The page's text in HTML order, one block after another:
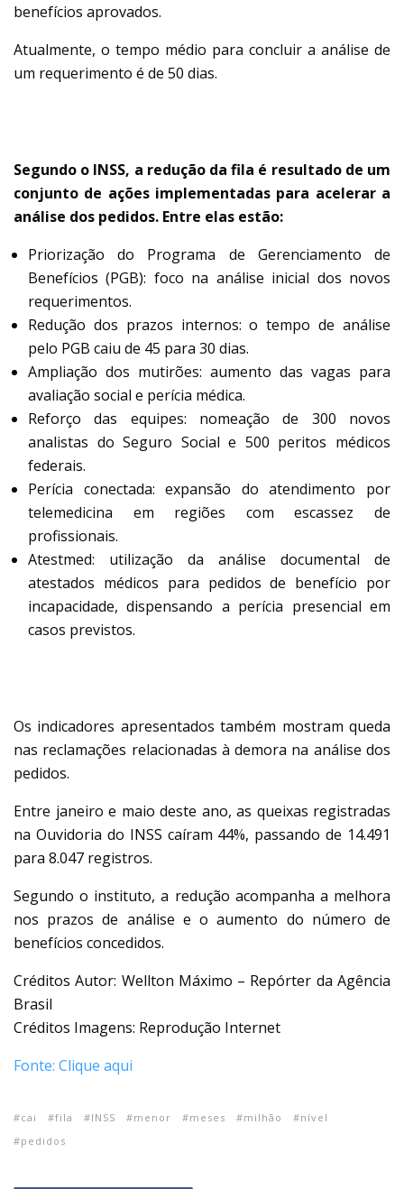
benefícios aprovados.
Atualmente, o tempo médio para concluir a análise de
um requerimento é de 50 dias.
Segundo o INSS, a redução da fila é resultado de um
conjunto de ações implementadas para acelerar a
análise dos pedidos. Entre elas estão:
Priorização do Programa de Gerenciamento de
Benefícios (PGB): foco na análise inicial dos novos
requerimentos.
Redução dos prazos internos: o tempo de análise
pelo PGB caiu de 45 para 30 dias.
Ampliação dos mutirões: aumento das vagas para
avaliação social e perícia médica.
Reforço das equipes: nomeação de 300 novos
analistas do Seguro Social e 500 peritos médicos
federais.
Perícia conectada: expansão do atendimento por
telemedicina em regiões com escassez de
profissionais.
Atestmed: utilização da análise documental de
atestados médicos para pedidos de benefício por
incapacidade, dispensando a perícia presencial em
casos previstos.
Os indicadores apresentados também mostram queda
nas reclamações relacionadas à demora na análise dos
pedidos.
Entre janeiro e maio deste ano, as queixas registradas
na Ouvidoria do INSS caíram 44%, passando de 14.491
para 8.047 registros.
Segundo o instituto, a redução acompanha a melhora
nos prazos de análise e o aumento do número de
benefícios concedidos.
Créditos Autor: Wellton Máximo – Repórter da Agência
Brasil
Créditos Imagens: Reprodução Internet
Fonte: Clique aqui
cai fila INSS menor meses milhão
nível
pedidos